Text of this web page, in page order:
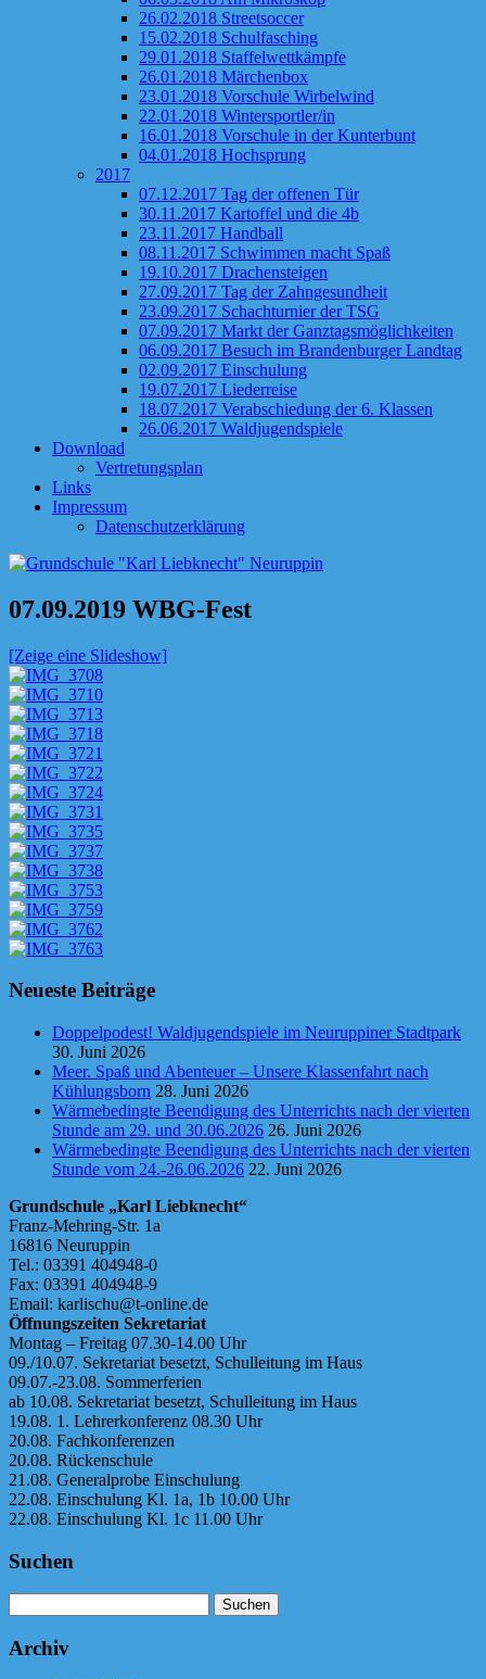
26.02.2018 Streetsoccer
15.02.2018 Schulfasching
29.01.2018 Staffelwettkämpfe
26.01.2018 Märchenbox
23.01.2018 Vorschule Wirbelwind
22.01.2018 Wintersportler/in
16.01.2018 Vorschule in der Kunterbunt
04.01.2018 Hochsprung
2017
07.12.2017 Tag der offenen Tür
30.11.2017 Kartoffel und die 4b
23.11.2017 Handball
08.11.2017 Schwimmen macht Spaß
19.10.2017 Drachensteigen
27.09.2017 Tag der Zahngesundheit
23.09.2017 Schachturnier der TSG
07.09.2017 Markt der Ganztagsmöglichkeiten
06.09.2017 Besuch im Brandenburger Landtag
02.09.2017 Einschulung
19.07.2017 Liederreise
18.07.2017 Verabschiedung der 6. Klassen
26.06.2017 Waldjugendspiele
Download
Vertretungsplan
Links
Impressum
Datenschutzerklärung
07.09.2019 WBG-Fest
[Zeige eine Slideshow]
Neueste Beiträge
Doppelpodest! Waldjugendspiele im Neuruppiner Stadtpark
30. Juni 2026
Meer. Spaß und Abenteuer – Unsere Klassenfahrt nach
Kühlungsborn 28. Juni 2026
Wärmebedingte Beendigung des Unterrichts nach der vierten
Stunde am 29. und 30.06.2026 26. Juni 2026
Wärmebedingte Beendigung des Unterrichts nach der vierten
Stunde vom 24.-26.06.2026 22. Juni 2026
Grundschule „Karl Liebknecht“
Franz-Mehring-Str. 1a
16816 Neuruppin
Tel.: 03391 404948-0
Fax: 03391 404948-9
Email: karlischu@t-online.de
Öffnungszeiten Sekretariat
Montag – Freitag 07.30-14.00 Uhr
09./10.07. Sekretariat besetzt, Schulleitung im Haus
09.07.-23.08. Sommerferien
ab 10.08. Sekretariat besetzt, Schulleitung im Haus
19.08. 1. Lehrerkonferenz 08.30 Uhr
20.08. Fachkonferenzen
20.08. Rückenschule
21.08. Generalprobe Einschulung
22.08. Einschulung Kl. 1a, 1b 10.00 Uhr
22.08. Einschulung Kl. 1c 11.00 Uhr
Suchen
nach:
Archiv